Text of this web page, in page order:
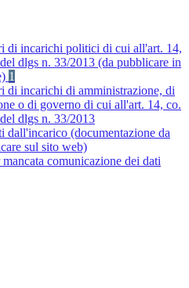
di incarichi politici di cui all'art. 14,
dlgs n. 33/2013 (da pubblicare in
1
di incarichi di amministrazione, di
o di governo di cui all'art. 14, co.
dlgs n. 33/2013
dall'incarico (documentazione da
sul sito web)
comunicazione dei dati